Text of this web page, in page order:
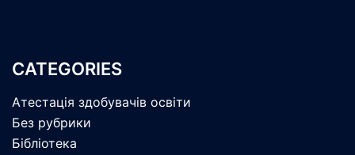
CATEGORIES
Атестація здобувачів освіти
Без рубрики
Бібліотека